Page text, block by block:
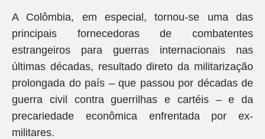
A Colômbia, em especial, tornou-se uma das
principais fornecedoras de combatentes
estrangeiros para guerras internacionais nas
últimas décadas, resultado direto da militarização
prolongada do país – que passou por décadas de
guerra civil contra guerrilhas e cartéis – e da
precariedade econômica enfrentada por ex-
militares.